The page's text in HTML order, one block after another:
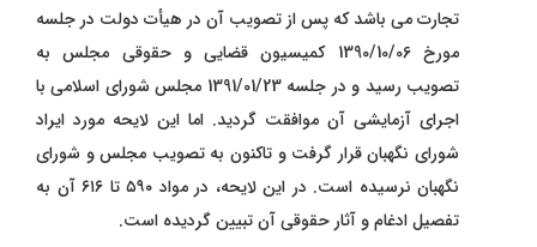
تجارت می ‌باشد که پس از تصویب آن در هیأت دولت در جلسه
مورخ 1390/10/06 کمیسیون قضایی و حقوقی مجلس به
تصویب رسید و در جلسه 1391/01/23 مجلس شورای اسلامی با
اجرای آزمایشی آن موافقت گردید. اما این لایحه مورد ایراد
شورای نگهبان قرار گرفت و تاکنون به تصویب مجلس و شورای
نگهبان نرسیده است. در این لایحه، در مواد ۵۹۰ تا ۶۱۶ آن به
تفصیل ادغام و آثار حقوقی آن تبیین گردیده است.